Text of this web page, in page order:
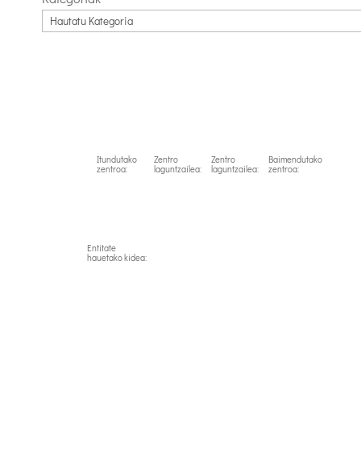
Itundutako
zentroa:
Zentro
laguntzailea:
Zentro
laguntzailea:
Baimendutako
zentroa:
Entitate
hauetako kidea: